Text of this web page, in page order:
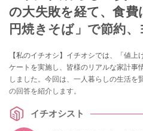
の大失敗を経て、食
円焼きそば」で節約
【私のイチオシ】イチオシでは、「値
ケートを実施し、皆様のリアルな家計事
しました。今回は、一人暮らしの生活を
の回答を紹介します。
イチオシスト